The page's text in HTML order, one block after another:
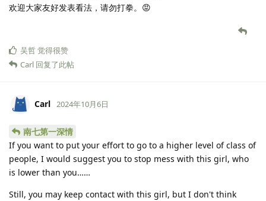
欢迎大家友好发表看法，请勿打拳。😡
吴哲觉得很赞
Carl 回复了此帖
Carl 2024年10月6日
南七第一深情
If you want to put your effort to go to a higher level of class of
people, I would suggest you to stop mess with this girl, who
is lower than you……
Still, you may keep contact with this girl, but I don't think